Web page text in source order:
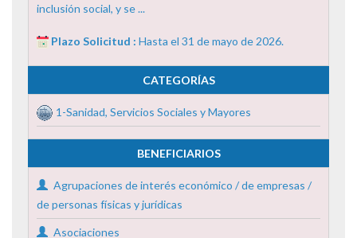
inclusión social, y se ...
Plazo Solicitud : Hasta el 31 de mayo de 2026.
CATEGORÍAS
1-Sanidad, Servicios Sociales y Mayores
BENEFICIARIOS
Agrupaciones de interés económico / de empresas /
de personas físicas y jurídicas
Asociaciones